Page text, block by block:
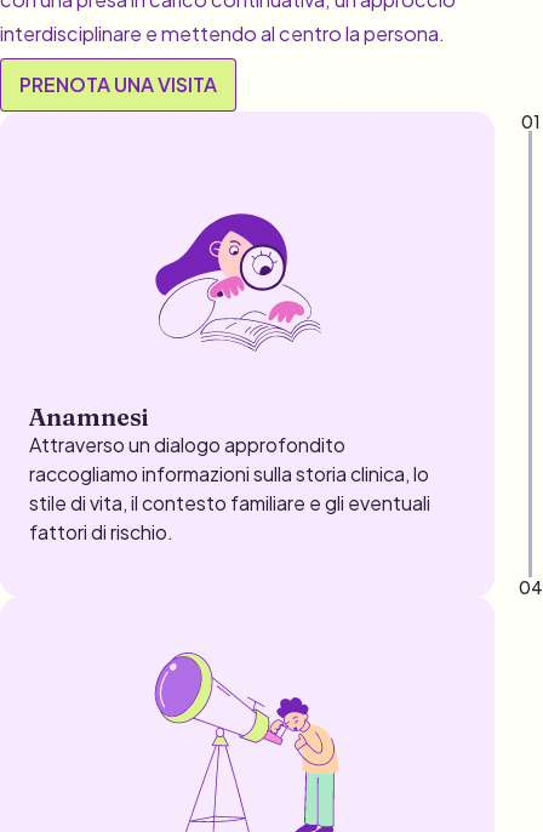
interdisciplinare e mettendo al centro la persona.
PRENOTA UNA VISITA
Anamnesi
Attraverso un dialogo approfondito
raccogliamo informazioni sulla storia clinica, lo
stile di vita, il contesto familiare e gli eventuali
fattori di rischio.
01
04